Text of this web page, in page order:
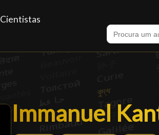
Cientistas
Immanuel
Immanuel